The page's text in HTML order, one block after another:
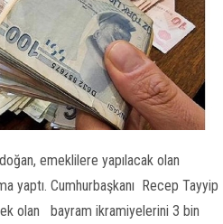
emeklilere yapılacak olan
yaptı. Cumhurbaşkanı Recep Tayyip
olan bayram ikramiyelerini 3 bin